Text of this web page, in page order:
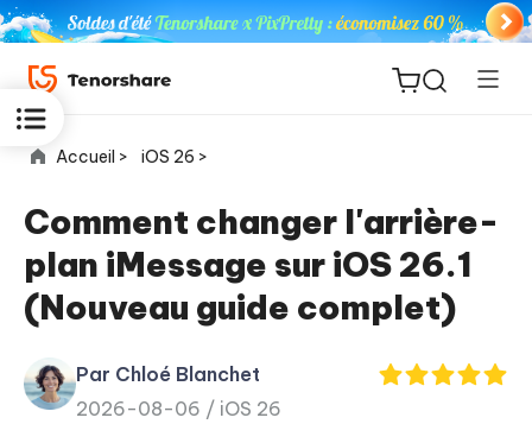
for iOS
PDNob
PDF
New
Accueil > iOS 26 >
Comment changer l'arrière-
plan iMessage sur iOS 26.1
(Nouveau guide complet)
Par Chloé Blanchet
2026-08-06 / iOS 26